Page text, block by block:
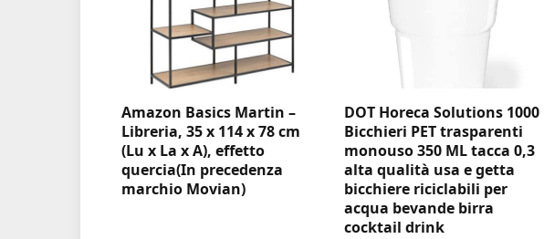
Amazon Basics Martin –
Libreria, 35 x 114 x 78 cm
(Lu x La x A), effetto
quercia(In precedenza
marchio Movian)
DOT Horeca Solutions 1000
Bicchieri PET trasparenti
monouso 350 ML tacca 0,3
alta qualità usa e getta
bicchiere riciclabili per
acqua bevande birra
cocktail drink